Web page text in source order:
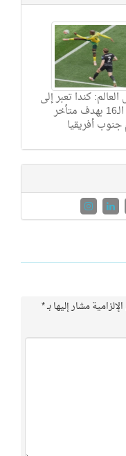
كندا تعبر إلى
دور الـ16 بهدف متأخر
جنوب أفريقيا
مشار إليها بـ*